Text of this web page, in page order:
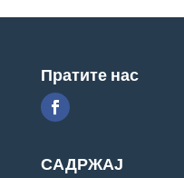
Пратите нас
САДРЖАЈ